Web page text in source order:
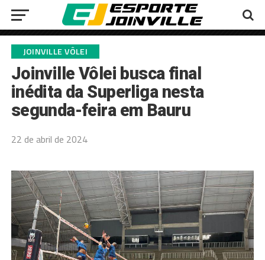
JOINVILLE VÔLEI
Joinville Vôlei busca final
inédita da Superliga nesta
segunda-feira em Bauru
22 de abril de 2024